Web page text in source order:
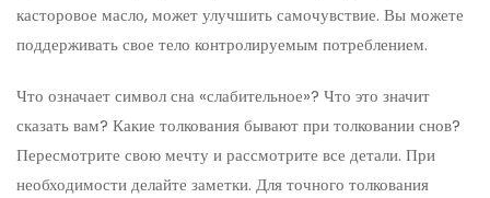
касторовое масло, может улучшить самочувствие. Вы можете
поддерживать свое тело контролируемым потреблением.
Что означает символ сна «слабительное»? Что это значит
сказать вам? Какие толкования бывают при толковании снов?
Пересмотрите свою мечту и рассмотрите все детали. При
необходимости делайте заметки. Для точного толкования